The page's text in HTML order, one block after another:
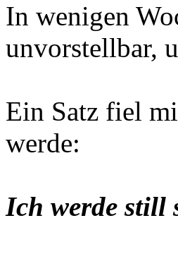
In wenigen
unvorstellbar,
Ein Satz fiel
werde:
Ich werde still